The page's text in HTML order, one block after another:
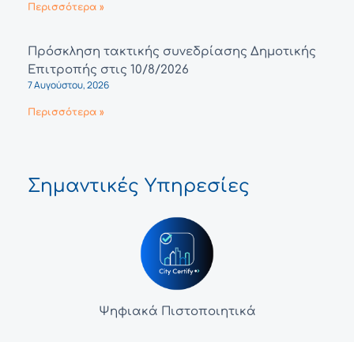
Περισσότερα »
Πρόσκληση τακτικής συνεδρίασης Δημοτικής
Επιτροπής στις 10/8/2026
7 Αυγούστου, 2026
Περισσότερα »
Σημαντικές Υπηρεσίες
Ψηφιακά Πιστοποιητικά